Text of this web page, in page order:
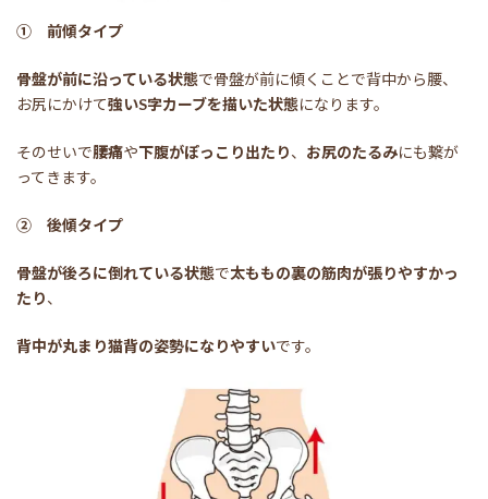
① 前傾タイプ
骨盤が前に沿っている状態で骨盤が前に傾くことで背中から腰、
お尻にかけて強いS字カーブを描いた状態になります。
そのせいで腰痛や下腹がぽっこり出たり、 お尻のたるみにも繋が
ってきます。
② 後傾タイプ
骨盤が後ろに倒れている状態で太ももの裏の筋肉が張りやすかっ
たり、
背中が丸まり猫背の姿勢になりやすいです。